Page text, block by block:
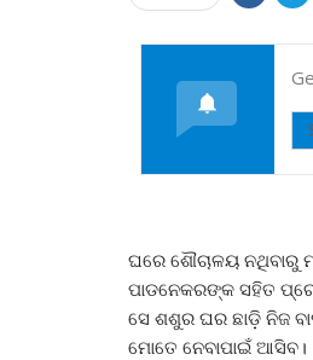
ଘରେ ଶୌଚାଳୟ ନଥିବାରୁ
ପାଡନେକରଙ୍କ ସହିତ
ସେ ଶଶୁର ଘର ଛାଡ଼ି ନିଜ
ମୋତେ ନେବାପାଇଁ ଆସିବ।